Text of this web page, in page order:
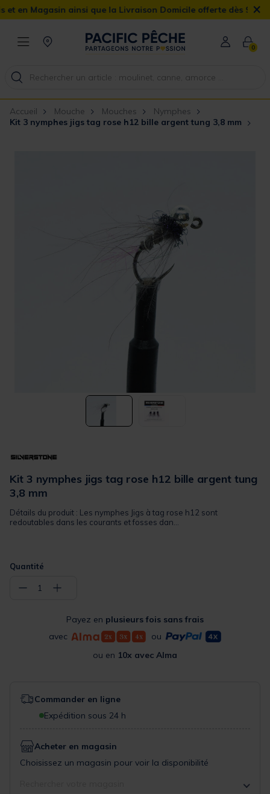
ainsi que la Livraison Domicile offerte dès 90€ ×
0
Accueil Mouche Mouches
Nymphes
Kit 3 nymphes jigs tag rose h12 bille argent tung 3,8 mm
Kit 3 nymphes jigs tag rose h12 bille argent tung
3,8 mm
Détails du produit : Les nymphes Jigs à tag rose h12 sont
redoutables dans les courants et fosses dan...
Quantité
− 1 +
Payez en plusieurs fois sans frais
avec
ou
ou en 10x avec Alma
Commander en ligne
Expédition sous 24 h
Acheter en magasin
Choisissez un magasin pour voir la disponibilité